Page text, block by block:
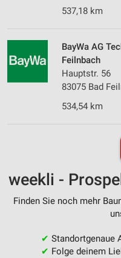
537,18 km
BayWa AG
Feilnbach
Hauptstr. 56
83075 Bad
534,54 km
weekli -
Finden Sie noch mehr
✔ Standortgenaue
✔ Folge deinem